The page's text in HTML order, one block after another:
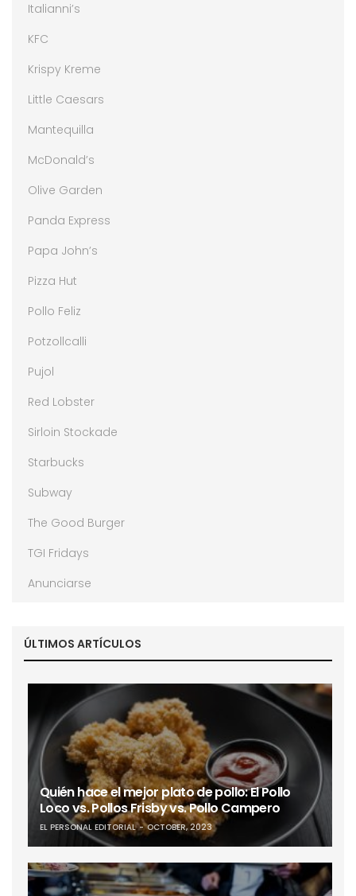
Italianni’s
KFC
Krispy Kreme
Little Caesars
Mantequilla
McDonald’s
Olive Garden
Panda Express
Papa John’s
Pizza Hut
Pollo Feliz
Potzollcalli
Pujol
Red Lobster
Sirloin Stockade
Starbucks
Subway
The Good Burger
TGI Fridays
Anunciarse
ÚLTIMOS ARTÍCULOS
Quién hace el mejor plato de pollo: El Pollo
Loco vs. Pollos Frisby vs. Pollo Campero
EL PERSONAL EDITORIAL OCTOBER, 2023